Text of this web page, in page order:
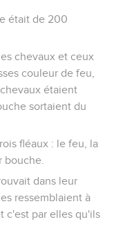
était de 200
chevaux et ceux
couleur de feu,
étaient
sortaient du
fléaux : le feu, la
bouche.
dans leur
ressemblaient à
c'est par elles qu'ils